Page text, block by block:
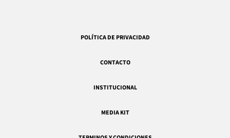
POLÍTICA DE PRIVACIDAD
CONTACTO
INSTITUCIONAL
MEDIA KIT